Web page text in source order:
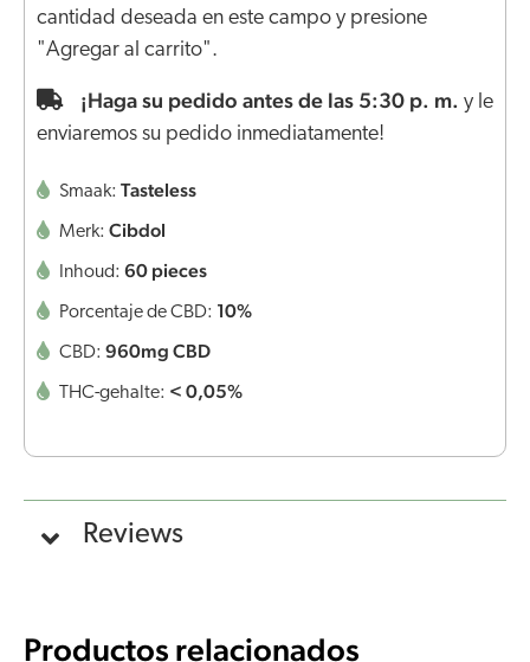
cantidad deseada en este campo y presione
"Agregar al carrito".
¡Haga su pedido antes de las 5:30 p. m. y le
enviaremos su pedido inmediatamente!
Smaak: Tasteless
Merk: Cibdol
Inhoud: 60 pieces
Porcentaje de CBD: 10%
CBD: 960mg CBD
THC-gehalte: < 0,05%
Reviews
Productos relacionados